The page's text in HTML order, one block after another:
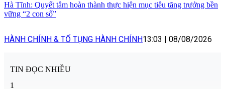
Hà Tĩnh: Quyết tâm hoàn thành thực hiện mục tiêu tăng trưởng bền
vững “2 con số”
HÀNH CHÍNH & TỐ TỤNG HÀNH CHÍNH13:03 08/08/2026
TIN ĐỌC NHIỀU
1